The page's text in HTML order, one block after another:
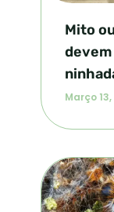
Mito
Março 13,